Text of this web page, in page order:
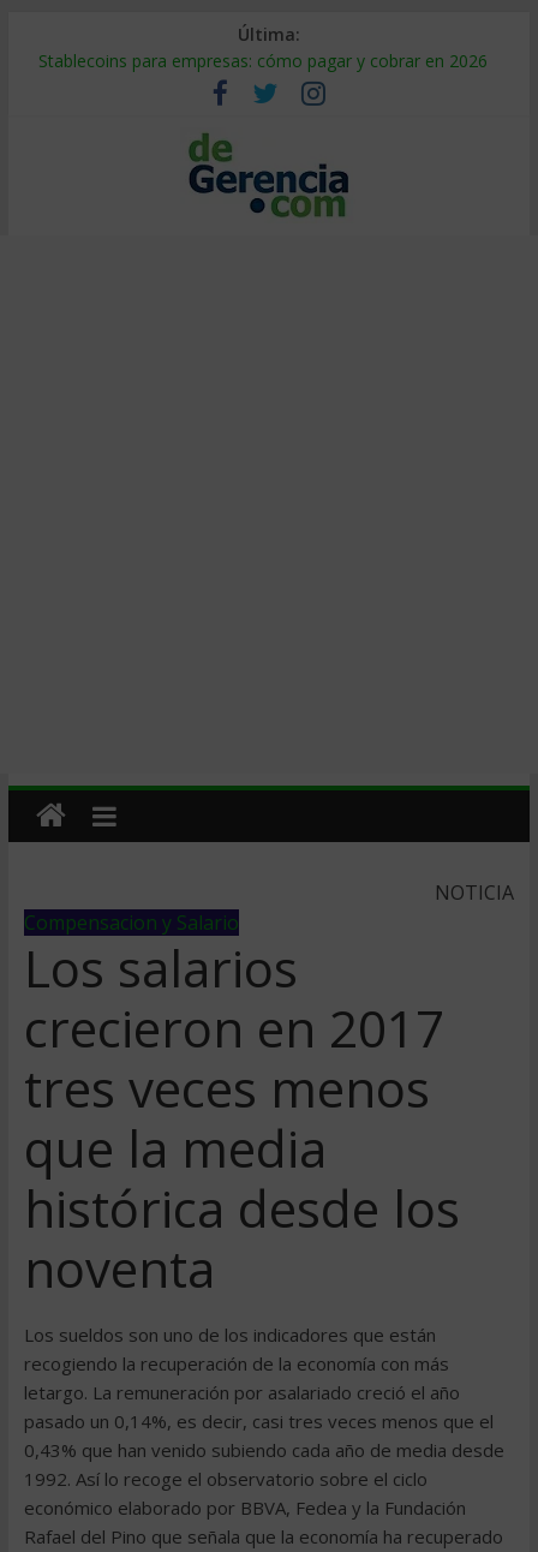
Última:
Stablecoins para empresas: cómo pagar y cobrar en 2026
Despido silencioso: qué es y por qué sale tan caro
IA en selección de personal: cómo auditarla a tiempo
Trabajo forzoso en la cadena de suministro: qué hacer
Mercado hispano de EE. UU.: cómo segmentarlo y venderle
NOTICIA
Compensacion y Salario
Los salarios
crecieron en 2017
tres veces menos
que la media
histórica desde los
noventa
Los sueldos son uno de los indicadores que están
recogiendo la recuperación de la economía con más
letargo. La remuneración por asalariado creció el año
pasado un 0,14%, es decir, casi tres veces menos que el
0,43% que han venido subiendo cada año de media desde
1992. Así lo recoge el observatorio sobre el ciclo
económico elaborado por BBVA, Fedea y la Fundación
Rafael del Pino que señala que la economía ha recuperado